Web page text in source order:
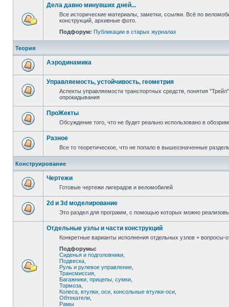
Дела давно минувших дней...
Все исторические материалы, заметки, ссылки. Всё по
конструкций, архивные фото.
Подфорум: Публикации в старых журналах
Теория
Аэродинамика
Управляемость, устойчивость, геометрия
Аспекты управляемости транспортных средств, понятия
опрокидывания
ПроЖекты
Обсуждение того, что не будет реально использовано в
Разное
Все то теоретическое, что не попало в вышеозначенные
Конструирование
Чертежи
Готовые чертежи лигерадов и веломобилей
2d и 3d моделирование
Это раздел для программ, с помощью которых можно
Отдельные узлы и части конструкций
Конкретные варианты исполнения отдельных узлов + вопросы-
Подфорумы:
Сиденья и подголовники
Подвеска
Руль и рулевое управление
Трансмиссия
Багажники, прицепы, сумки
Тормоза
Колеса, втулки, оси, консольные втулки-оси
Обтекатели
Рамы